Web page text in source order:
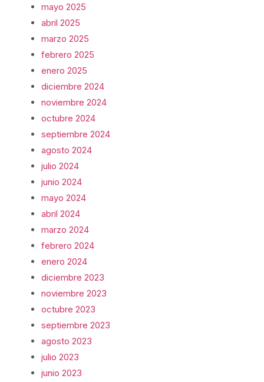
mayo 2025
abril 2025
marzo 2025
febrero 2025
enero 2025
diciembre 2024
noviembre 2024
octubre 2024
septiembre 2024
agosto 2024
julio 2024
junio 2024
mayo 2024
abril 2024
marzo 2024
febrero 2024
enero 2024
diciembre 2023
noviembre 2023
octubre 2023
septiembre 2023
agosto 2023
julio 2023
junio 2023